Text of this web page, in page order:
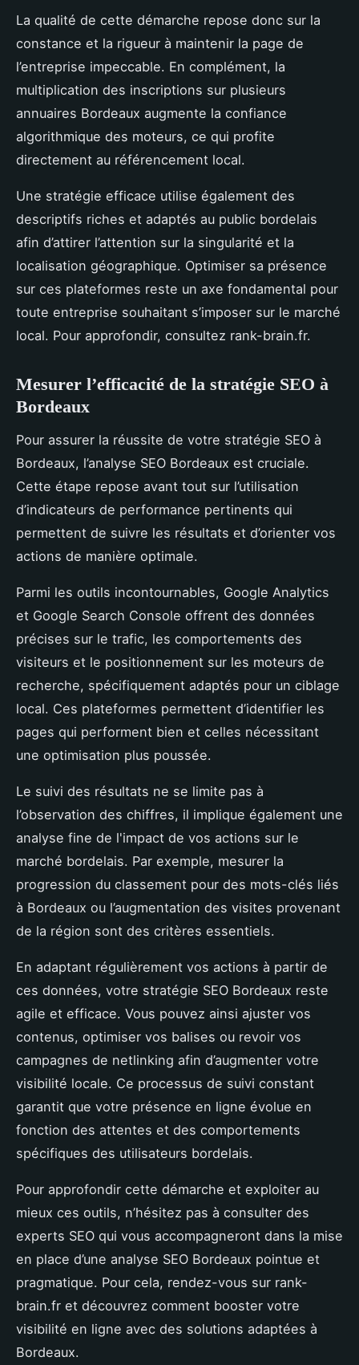
La qualité de cette démarche repose donc sur la
constance et la rigueur à maintenir la page de
l’entreprise impeccable. En complément, la
multiplication des inscriptions sur plusieurs
annuaires Bordeaux augmente la confiance
algorithmique des moteurs, ce qui profite
directement au référencement local.
Une stratégie efficace utilise également des
descriptifs riches et adaptés au public bordelais
afin d’attirer l’attention sur la singularité et la
localisation géographique. Optimiser sa présence
sur ces plateformes reste un axe fondamental pour
toute entreprise souhaitant s’imposer sur le marché
local. Pour approfondir, consultez rank-brain.fr.
Mesurer l’efficacité de la stratégie SEO à
Bordeaux
Pour assurer la réussite de votre stratégie SEO à
Bordeaux, l’analyse SEO Bordeaux est cruciale.
Cette étape repose avant tout sur l’utilisation
d’indicateurs de performance pertinents qui
permettent de suivre les résultats et d’orienter vos
actions de manière optimale.
Parmi les outils incontournables, Google Analytics
et Google Search Console offrent des données
précises sur le trafic, les comportements des
visiteurs et le positionnement sur les moteurs de
recherche, spécifiquement adaptés pour un ciblage
local. Ces plateformes permettent d’identifier les
pages qui performent bien et celles nécessitant
une optimisation plus poussée.
Le suivi des résultats ne se limite pas à
l’observation des chiffres, il implique également une
analyse fine de l'impact de vos actions sur le
marché bordelais. Par exemple, mesurer la
progression du classement pour des mots-clés liés
à Bordeaux ou l’augmentation des visites provenant
de la région sont des critères essentiels.
En adaptant régulièrement vos actions à partir de
ces données, votre stratégie SEO Bordeaux reste
agile et efficace. Vous pouvez ainsi ajuster vos
contenus, optimiser vos balises ou revoir vos
campagnes de netlinking afin d’augmenter votre
visibilité locale. Ce processus de suivi constant
garantit que votre présence en ligne évolue en
fonction des attentes et des comportements
spécifiques des utilisateurs bordelais.
Pour approfondir cette démarche et exploiter au
mieux ces outils, n’hésitez pas à consulter des
experts SEO qui vous accompagneront dans la mise
en place d’une analyse SEO Bordeaux pointue et
pragmatique. Pour cela, rendez-vous sur rank-
brain.fr et découvrez comment booster votre
visibilité en ligne avec des solutions adaptées à
Bordeaux.